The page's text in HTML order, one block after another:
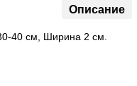
Описание
40 см, Ширина 2 см.